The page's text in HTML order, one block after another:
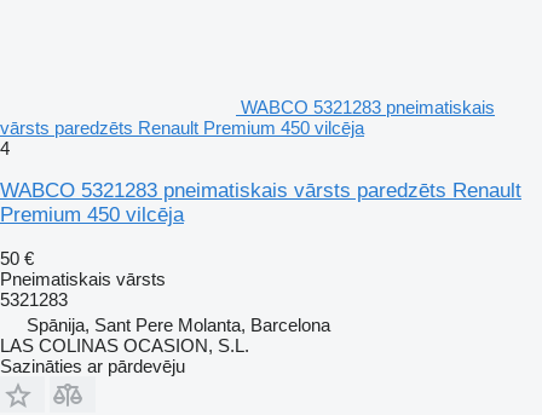
WABCO 5321283 pneimatiskais
vārsts paredzēts Renault Premium 450 vilcēja
4
WABCO 5321283 pneimatiskais vārsts paredzēts Renault
Premium 450 vilcēja
50 €
Pneimatiskais vārsts
5321283
Spānija, Sant Pere Molanta, Barcelona
LAS COLINAS OCASION, S.L.
Sazināties ar pārdevēju